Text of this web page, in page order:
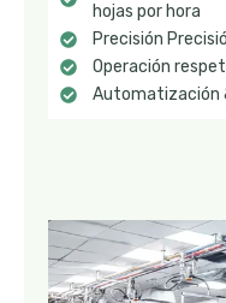
hojas por hora
Precisión
Operación
Automatización